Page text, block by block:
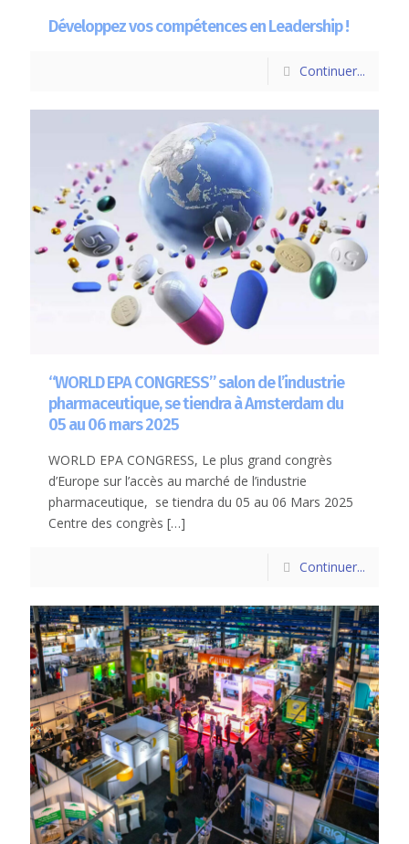
Développez vos compétences en Leadership !
Continuer...
“WORLD EPA CONGRESS” salon de l’industrie
pharmaceutique, se tiendra à Amsterdam du
05 au 06 mars 2025
WORLD EPA CONGRESS, Le plus grand congrès
d’Europe sur l’accès au marché de l’industrie
pharmaceutique, se tiendra du 05 au 06 Mars 2025
Centre des congrès […]
Continuer...